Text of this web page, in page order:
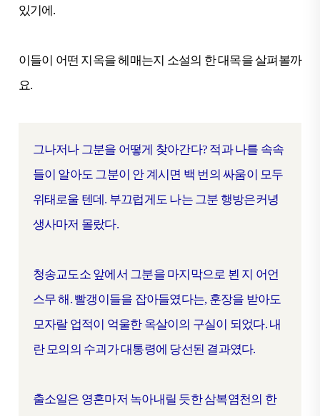
있기에.
이들이 어떤 지옥을 헤매는지 소설의 한 대목을 살펴볼까
요.
그나저나 그분을 어떻게 찾아간다? 적과 나를 속속
들이 알아도 그분이 안 계시면 백 번의 싸움이 모두
위태로울 텐데. 부끄럽게도 나는 그분 행방은커녕
생사마저 몰랐다.
청송교도소 앞에서 그분을 마지막으로 뵌 지 어언
스무 해. 빨갱이들을 잡아들였다는, 훈장을 받아도
모자랄 업적이 억울한 옥살이의 구실이 되었다. 내
란 모의의 수괴가 대통령에 당선된 결과였다.
출소일은 영혼마저 녹아내릴 듯한 삼복염천의 한